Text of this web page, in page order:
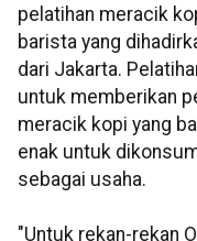
pelatihan meracik
barista yang
dari Jakarta.
untuk memberikan
meracik kopi yang
enak untuk
sebagai usaha.
"Untuk rekan-rekan